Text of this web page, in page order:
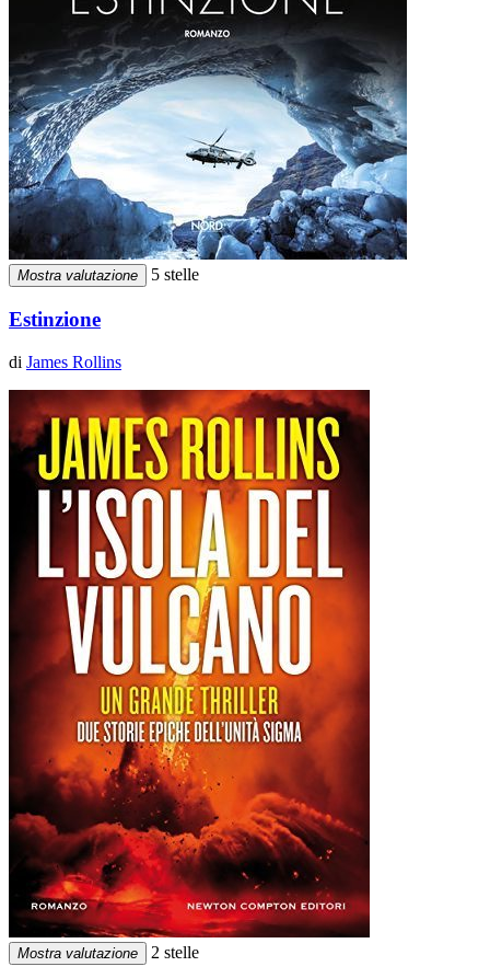
Mostra valutazione 5 stelle
Estinzione
di James Rollins
Mostra valutazione 2 stelle